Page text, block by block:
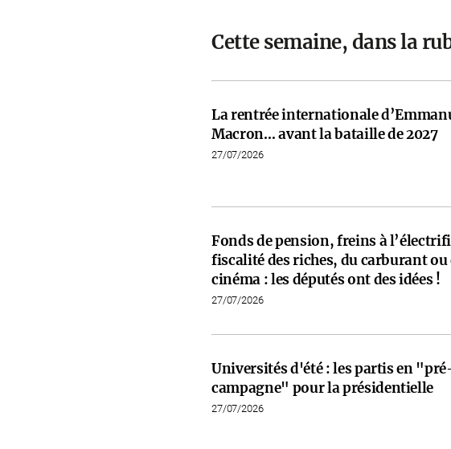
Cette semaine, dans la
La rentrée internationale
Macron… avant la bataille de 2027
27/07/2026
Fonds de pension, freins à
fiscalité des riches, du carburant ou
cinéma : les députés ont des idées !
27/07/2026
Universités d'été : les partis en
campagne" pour la présidentielle
27/07/2026